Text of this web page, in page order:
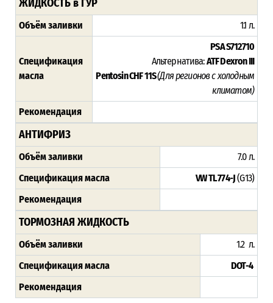
ЖИДКОСТЬ в ГУР
Объём заливки 1.1 л.
Спецификация
масла
PSA S712710
Альтернатива:ATF Dexron III
Pentosin CHF 11S(Для регионов с холодным
климатом)
Рекомендация
АНТИФРИЗ
Объём заливки
7.0 л.
Спецификация масла
VW TL 774-J(G13)
Рекомендация
ТОРМОЗНАЯ ЖИДКОСТЬ
Объём заливки
1.2 л.
Спецификация масла
DOT-4
Рекомендация